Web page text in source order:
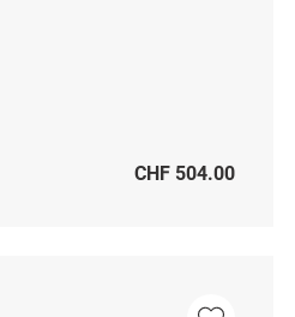
CHF 504.00